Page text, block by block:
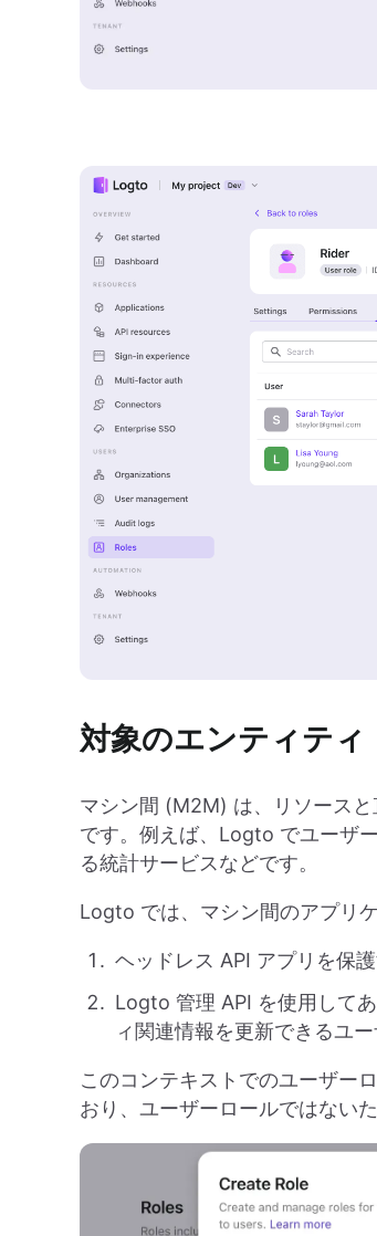
対象のエンティテ
マシン間 (M2M) は、リソース
です。例えば、Logto でユーザ
る統計サービスなどです。
Logto では、マシン間のアプリ
ヘッドレス API アプリを保
Logto 管理 API を使用して
ィ関連情報を更新できるユ
このコンテキストでのユーザー
おり、ユーザーロールではない